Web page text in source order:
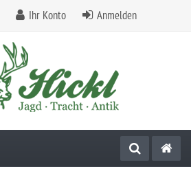
Ihr Konto Anmelden